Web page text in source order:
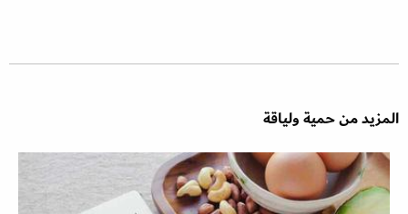
المزيد من حمية ولياقة